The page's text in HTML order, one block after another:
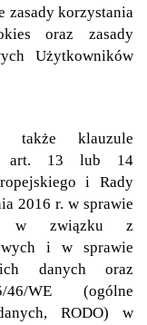
WYŁĄCZNOŚĆ
zasady korzystania
oraz zasady
Użytkowników
także klauzule
art. 13 lub 14
i Rady
2016 r. w sprawie
w związku z
i w sprawie
danych oraz
WE (ogólne
RODO) w